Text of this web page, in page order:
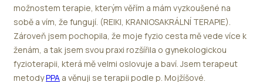
možnostem terapie, kterým věřím a mám vyzkoušené na
sobě a vím, že fungují. (REIKI, KRANIOSAKRÁLNÍ TERAPIE).
Zároveň jsem pochopila, že moje fyzio cesta mě vede více k
ženám, a tak jsem svou praxi rozšířila o gynekologickou
fyzioterapii, která mě velmi oslovuje a baví. Jsem terapeut
metodyPPA a věnuji se terapii podle p. Mojžíšové.